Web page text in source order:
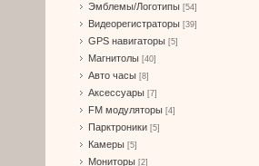
Эмблемы/Логотипы [54]
Видеорегистраторы [39]
GPS навигаторы [5]
Магнитолы [40]
Авто часы [8]
Аксессуары [7]
FM модуляторы [4]
Парктроники [5]
Камеры [5]
Мониторы [2]